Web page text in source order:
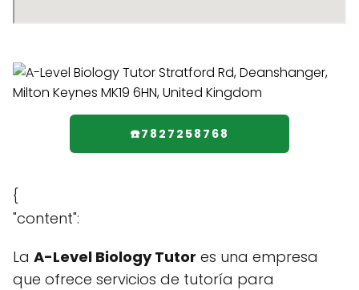
☎️7827258768
{
"content":
La A-Level Biology Tutor es una empresa
que ofrece servicios de tutoría para